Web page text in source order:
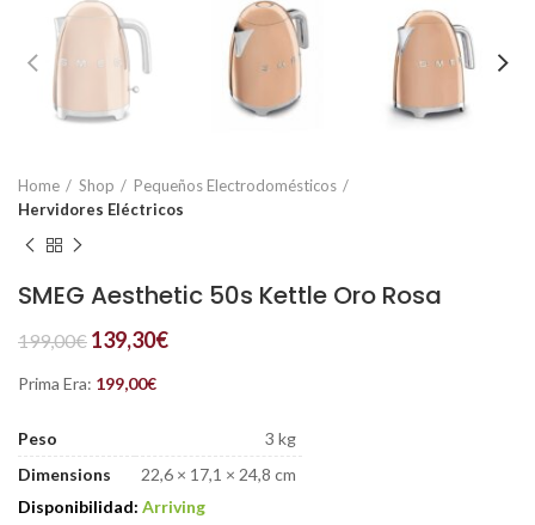
Home Shop
Pequeños Electrodomésticos
Hervidores Eléctricos
SMEG Aesthetic 50s Kettle Oro Rosa
199,00€ 139,30€
Prima Era: 199,00€
Peso
3 kg
Dimensions
22,6 × 17,1 × 24,8 cm
Disponibilidad: Arriving